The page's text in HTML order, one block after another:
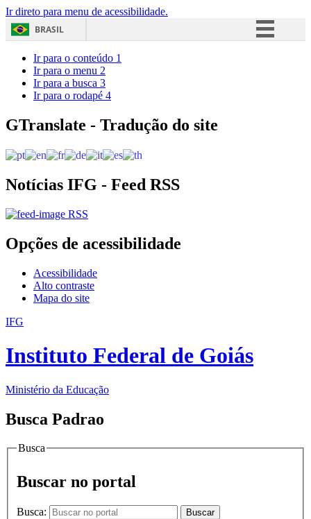
Ir direto para menu de acessibilidade.
BRASIL
Acesso à informação
Ir para o conteúdo 1
Ir para o menu 2
Ir para a busca 3
Ir para o rodapé 4
GTranslate - Tradução do site
Notícias IFG - Feed RSS
RSS
Opções de acessibilidade
Acessibilidade
Alto contraste
Mapa do site
IFG
Instituto Federal de Goiás
Ministério da Educação
Busca Padrao
Busca
Buscar no portal
Busca: Buscar